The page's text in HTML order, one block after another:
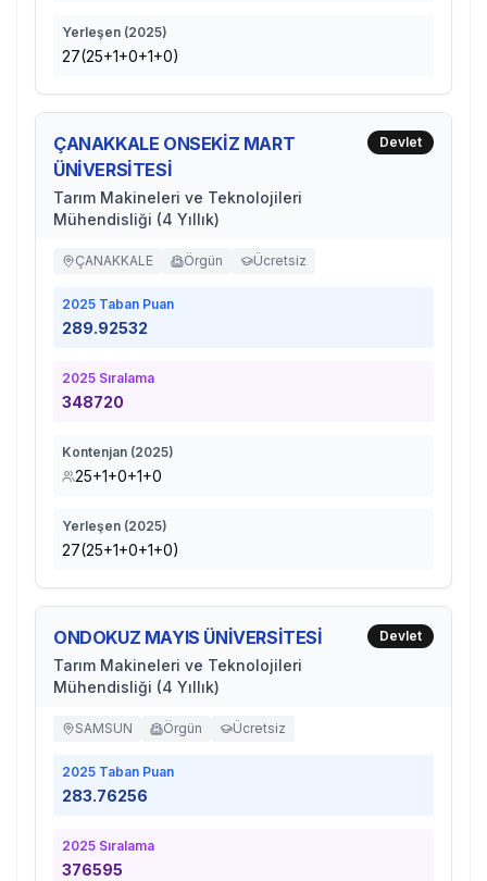
Yerleşen (2025)
27(25+1+0+1+0)
ÇANAKKALE ONSEKİZ MART
ÜNİVERSİTESİ
Tarım Makineleri ve Teknolojileri
Mühendisliği (4 Yıllık)
Devlet
ÇANAKKALE Örgün Ücretsiz
2025 Taban Puan
289.92532
2025 Sıralama
348720
Kontenjan (2025)
25+1+0+1+0
Yerleşen (2025)
27(25+1+0+1+0)
ONDOKUZ MAYIS ÜNİVERSİTESİ
Tarım Makineleri ve Teknolojileri
Mühendisliği (4 Yıllık)
Devlet
SAMSUN Örgün Ücretsiz
2025 Taban Puan
283.76256
2025 Sıralama
376595